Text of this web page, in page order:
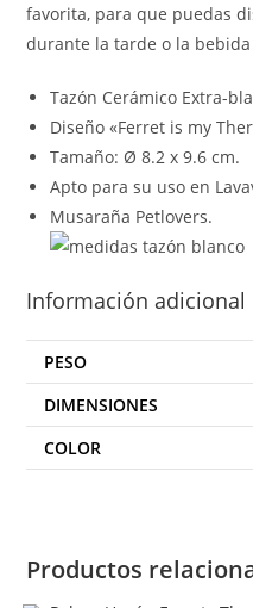
favorita, para que puedas
durante la tarde o la
Tazón Cerámico Extra-
Diseño «Ferret is my
Tamaño: Ø 8.2 x 9.6 cm.
Apto para su uso en
Musaraña Petlovers.
Información adicional
PESO
DIMENSIONES
COLOR
Productos